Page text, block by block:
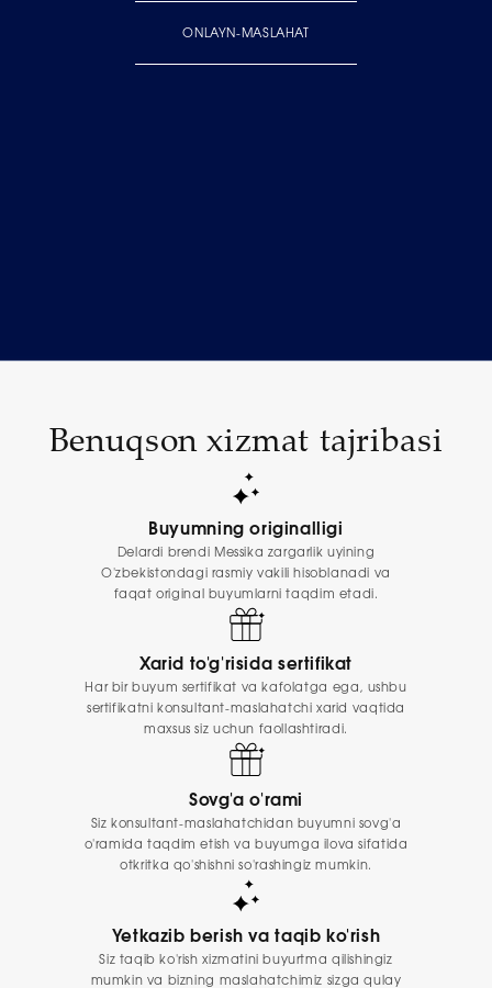
ONLAYN-MASLAHAT
Benuqson xizmat tajribasi
Buyumning originalligi
Delardi brendi Messika zargarlik uyining
O'zbekistondagi rasmiy vakili hisoblanadi va
faqat original buyumlarni taqdim etadi.
Xarid to'g'risida sertifikat
Har bir buyum sertifikat va kafolatga ega, ushbu
sertifikatni konsultant-maslahatchi xarid vaqtida
maxsus siz uchun faollashtiradi.
Sovg'a o'rami
Siz konsultant-maslahatchidan buyumni sovg'a
o'ramida taqdim etish va buyumga ilova sifatida
otkritka qo'shishni so'rashingiz mumkin.
Yetkazib berish va taqib ko'rish
Siz taqib ko'rish xizmatini buyurtma qilishingiz
mumkin va bizning maslahatchimiz sizga qulay